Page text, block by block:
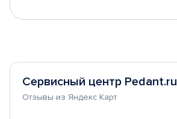
Сервисный центр Pedant.ru
Отзывы из Яндекс Карт